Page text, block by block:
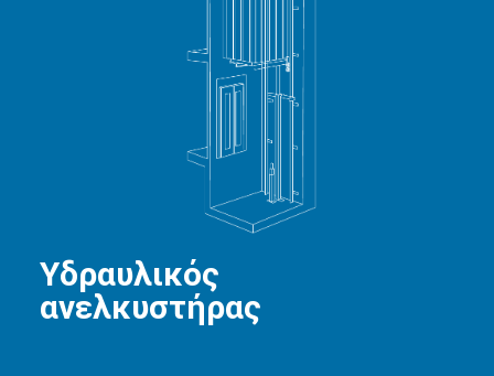
Υδραυλικός
ανελκυστήρας